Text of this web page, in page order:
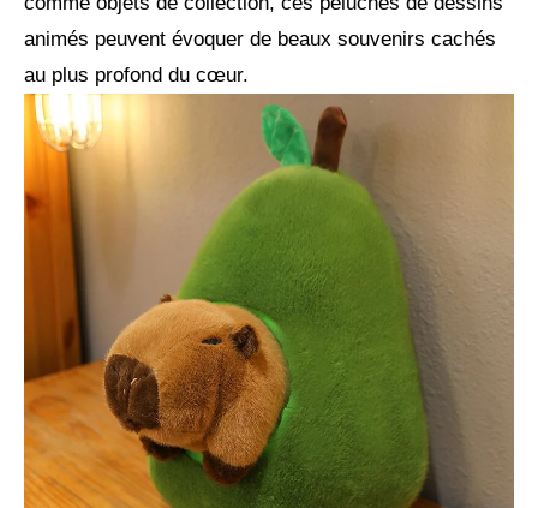
animés peuvent évoquer de beaux souvenirs cachés
au plus profond du cœur.